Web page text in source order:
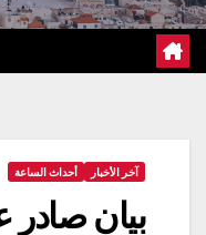
آخر الأخبار أحداث الساعة